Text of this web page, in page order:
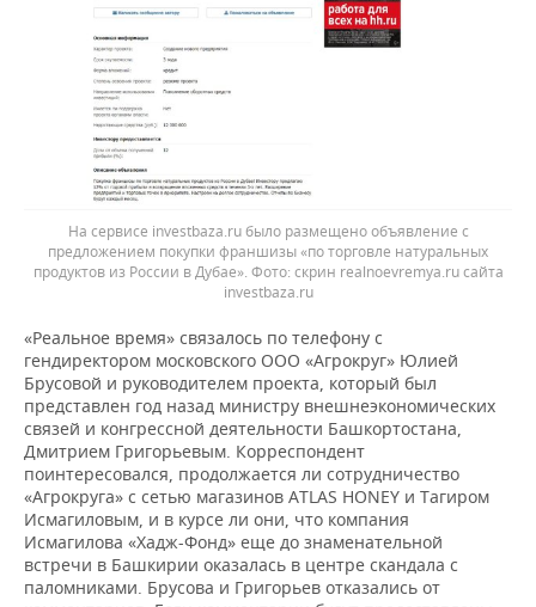
На сервисе investbaza.ru было размещено объявление с
предложением покупки франшизы «по торговле натуральных
продуктов из России в Дубае». Фото: скрин realnoevremya.ru сайта
investbaza.ru
«Реальное время» связалось по телефону с
гендиректором московского ООО «Агрокруг» Юлией
Брусовой и руководителем проекта, который был
представлен год назад министру внешнеэкономических
связей и конгрессной деятельности Башкортостана,
Дмитрием Григорьевым. Корреспондент
поинтересовался, продолжается ли сотрудничество
«Агрокруга» с сетью магазинов ATLAS HONEY и Тагиром
Исмагиловым, и в курсе ли они, что компания
Исмагилова «Хадж-Фонд» еще до знаменательной
встречи в Башкирии оказалась в центре скандала с
паломниками. Брусова и Григорьев отказались от